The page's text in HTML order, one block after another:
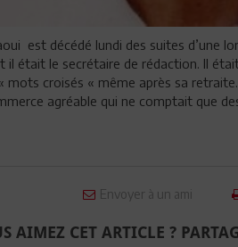
est décédé lundi des suites d’une
il était le secrétaire de rédaction. Il
mots croisés « même après sa
agréable qui ne comptait que
Envoyer à un ami
AIMEZ CET ARTICLE ?